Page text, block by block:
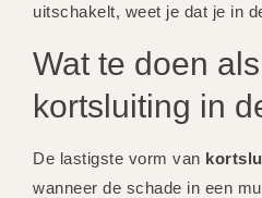
uitschakelt, weet je dat je in
Wat te doen
kortsluiting in
De lastigste vorm van
wanneer de schade in een